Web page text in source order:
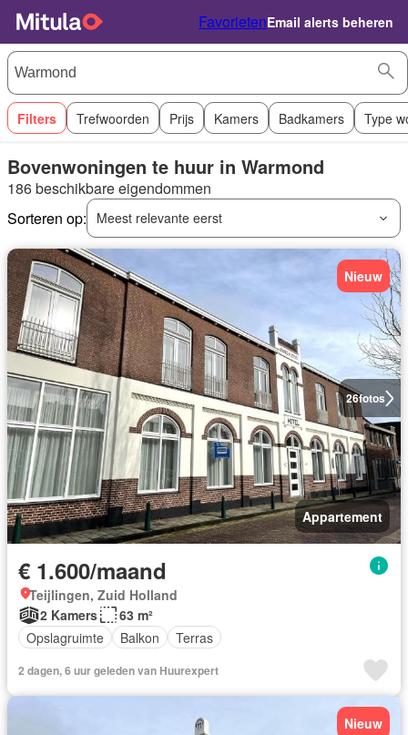
FavorietenEmail alerts beheren
Filters Trefwoorden Prijs Kamers Badkamers Type
Bovenwoningen te huur in Warmond
186 beschikbare eigendommen
Sorteren op:
Meest relevante eerst
26fotos
Nieuw
Appartement
€ 1.600/maand
Teijlingen, Zuid Holland
2 Kamers
63 m²
Opslagruimte
Balkon Terras
2 dagen, 6 uur geleden van Huurexpert
Nieuw